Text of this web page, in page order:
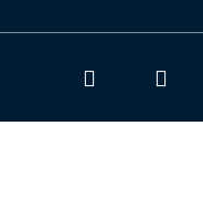
KONTAKT
Hledat